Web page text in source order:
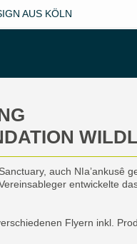
AUS KÖLN
auch
entwickelte
Flyern inkl.